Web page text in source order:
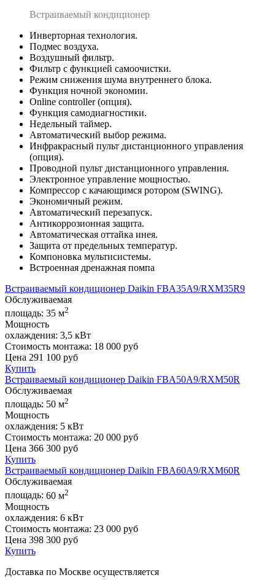
Встраиваемый кондиционер
Инверторная технология.
Подмес воздуха.
Воздушный фильтр.
Фильтр с функцией самоочистки.
Режим снижения шума внутреннего блока.
Функция ночной экономии.
Online controller (опция).
Функция самодиагностики.
Недельный таймер.
Автоматический выбор режима.
Инфракрасный пульт дистанционного управления
(опция).
Проводной пульт дистанционного управления.
Электронное управление мощностью.
Компрессор с качающимся ротором (SWING).
Экономичный режим.
Автоматический перезапуск.
Антикоррозионная защита.
Автоматическая оттайка инея.
Защита от предельных температур.
Компоновка мультисистемы.
Встроенная дренажная помпа
Встраиваемый кондиционер Daikin FBA35A9/RXM35R9
Обслуживаемая
площадь: 35 м2
Мощность
охлаждения: 3,5 кВт
Стоимость монтажа: 18 000 руб
Цена 291 100 руб
Купить
Встраиваемый кондиционер Daikin FBA50A9/RXM50R
Обслуживаемая
площадь: 50 м2
Мощность
охлаждения: 5 кВт
Стоимость монтажа: 20 000 руб
Цена 366 300 руб
Купить
Встраиваемый кондиционер Daikin FBA60A9/RXM60R
Обслуживаемая
площадь: 60 м2
Мощность
охлаждения: 6 кВт
Стоимость монтажа: 23 000 руб
Цена 398 300 руб
Купить
Доставка по Москве осуществляется